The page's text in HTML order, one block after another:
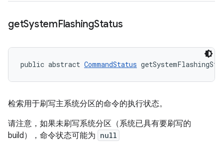
getSystemFlashingStatus
public abstract CommandStatus
检索用于刷写主系统分区的命令的执行状态。
请注意，如果未刷写系统分区（系统已具有要刷写的
build），命令状态可能为 null